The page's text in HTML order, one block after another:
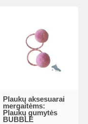
Plaukų aksesuarai
mergaitėms:
Plaukų gumytės
BUBBLE